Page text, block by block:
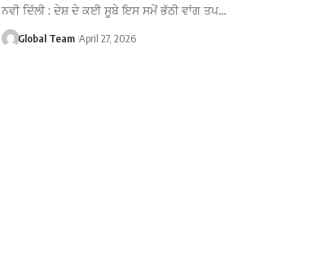
ਨਵੀ ਦਿੱਲੀ : ਦੇਸ਼ ਦੇ ਕਈ ਸੂਬੇ ਇਸ ਸਮੇਂ ਭੱਠੀ ਵਾਂਗ ਤਪ…
Global Team April 27, 2026